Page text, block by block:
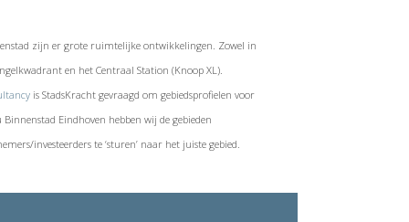
zijn er grote ruimtelijke ontwikkelingen. Zowel in
en het Centraal Station (Knoop XL).
is StadsKracht gevraagd om gebiedsprofielen voor
Eindhoven hebben wij de gebieden
investeerders te ‘sturen’ naar het juiste gebied.